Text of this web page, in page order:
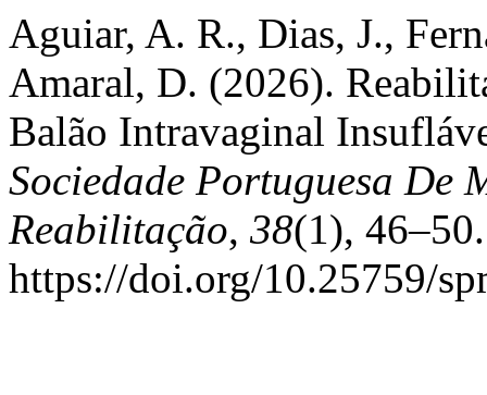
Aguiar, A. R., Dias, J.,
Amaral, D. (2026).
Balão Intravaginal
Sociedade Portuguesa De
Reabilitação, 38(1), 46–50.
https://doi.org/10.25759/